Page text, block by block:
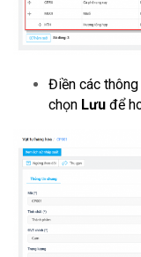
Điền các
chọn Lưu để